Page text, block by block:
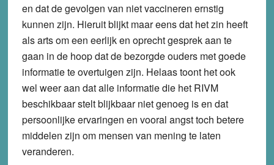
en dat de gevolgen van niet vaccineren ernstig
kunnen zijn. Hieruit blijkt maar eens dat het zin heeft
als arts om een eerlijk en oprecht gesprek aan te
gaan in de hoop dat de bezorgde ouders met goede
informatie te overtuigen zijn. Helaas toont het ook
wel weer aan dat alle informatie die het RIVM
beschikbaar stelt blijkbaar niet genoeg is en dat
persoonlijke ervaringen en vooral angst toch betere
middelen zijn om mensen van mening te laten
veranderen.